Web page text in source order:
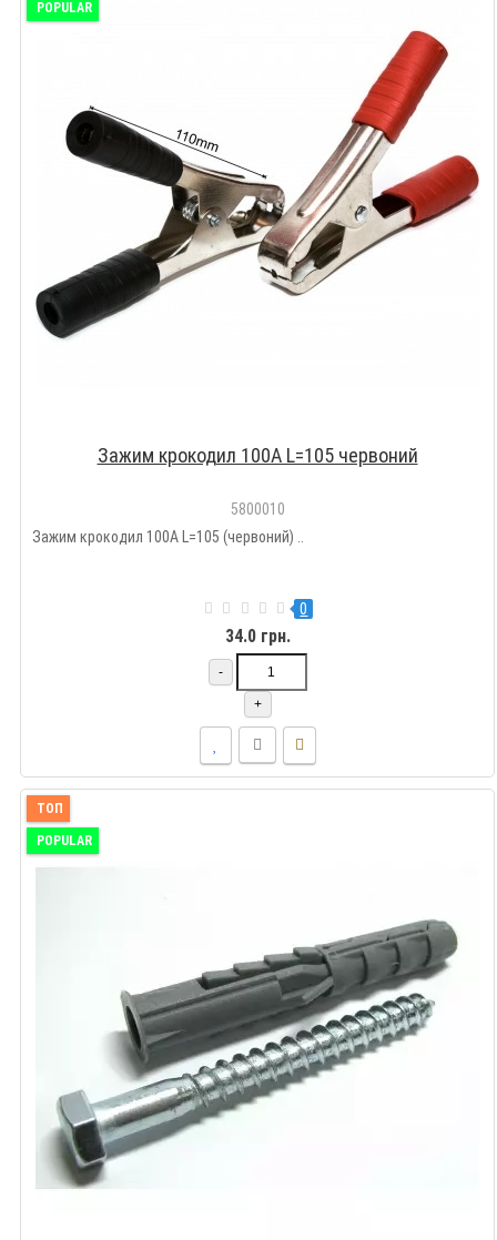
POPULAR
Зажим крокодил 100A L=105 червоний
5800010
Зажим крокодил 100A L=105 (червоний) ..
0
34.0 грн.
-
+
ТОП
POPULAR